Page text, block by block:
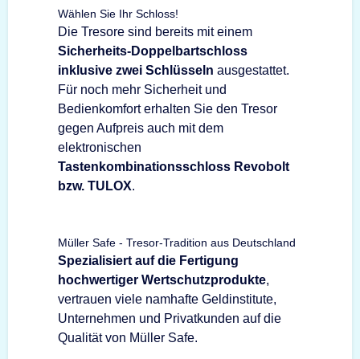
Wählen Sie Ihr Schloss!
Die Tresore sind bereits mit einem
Sicherheits-Doppelbartschloss
inklusive zwei Schlüsseln ausgestattet.
Für noch mehr Sicherheit und
Bedienkomfort erhalten Sie den Tresor
gegen Aufpreis auch mit dem
elektronischen
Tastenkombinationsschloss Revobolt
bzw. TULOX.
Müller Safe - Tresor-Tradition aus Deutschland
Spezialisiert auf die Fertigung
hochwertiger Wertschutzprodukte,
vertrauen viele namhafte Geldinstitute,
Unternehmen und Privatkunden auf die
Qualität von Müller Safe.